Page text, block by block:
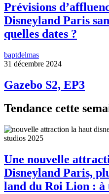
Prévisions
Disneyland Paris
quelles dates ?
baptdelmas
31 décembre 2024
Gazebo S2, EP3
Tendance cette
Une nouvelle
Disneyland Paris,
land du Roi Lion : à